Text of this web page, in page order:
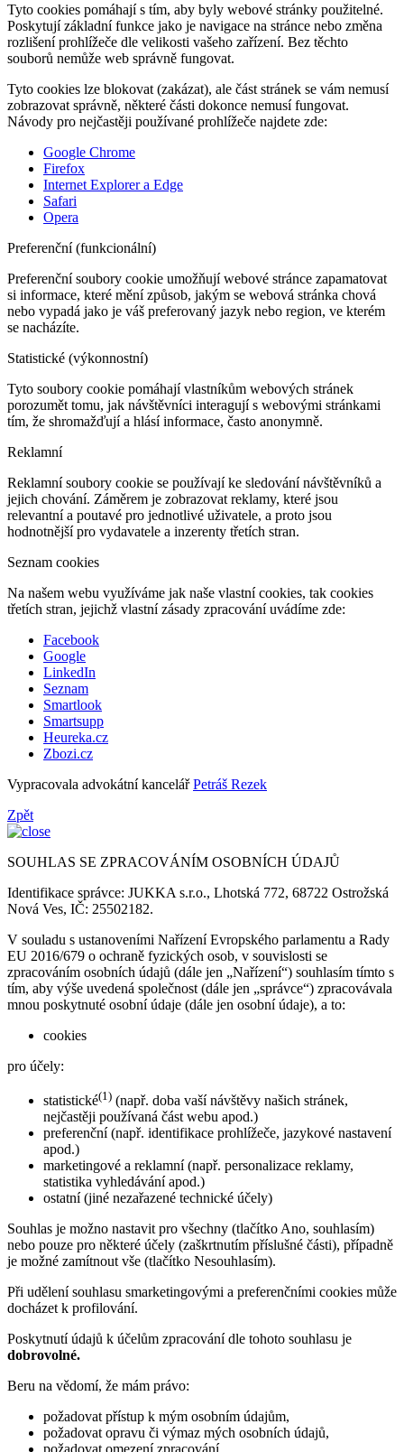
Tyto cookies pomáhají s tím, aby byly webové stránky použitelné.
Poskytují základní funkce jako je navigace na stránce nebo změna
rozlišení prohlížeče dle velikosti vašeho zařízení. Bez těchto
souborů nemůže web správně fungovat.
Tyto cookies lze blokovat (zakázat), ale část stránek se vám nemusí
zobrazovat správně, některé části dokonce nemusí fungovat.
Návody pro nejčastěji používané prohlížeče najdete zde:
Google Chrome
Firefox
Internet Explorer a Edge
Safari
Opera
Preferenční (funkcionální)
Preferenční soubory cookie umožňují webové stránce zapamatovat
si informace, které mění způsob, jakým se webová stránka chová
nebo vypadá jako je váš preferovaný jazyk nebo region, ve kterém
se nacházíte.
Statistické (výkonnostní)
Tyto soubory cookie pomáhají vlastníkům webových stránek
porozumět tomu, jak návštěvníci interagují s webovými stránkami
tím, že shromažďují a hlásí informace, často anonymně.
Reklamní
Reklamní soubory cookie se používají ke sledování návštěvníků a
jejich chování. Záměrem je zobrazovat reklamy, které jsou
relevantní a poutavé pro jednotlivé uživatele, a proto jsou
hodnotnější pro vydavatele a inzerenty třetích stran.
Seznam cookies
Na našem webu využíváme jak naše vlastní cookies, tak cookies
třetích stran, jejichž vlastní zásady zpracování uvádíme zde:
Facebook
Google
LinkedIn
Seznam
Smartlook
Smartsupp
Heureka.cz
Zbozi.cz
Vypracovala advokátní kancelářPetráš Rezek
Zpět
SOUHLAS SE ZPRACOVÁNÍM OSOBNÍCH ÚDAJŮ
Identifikace správce: JUKKA s.r.o., Lhotská 772, 68722 Ostrožská
Nová Ves, IČ: 25502182.
V souladu s ustanoveními Nařízení Evropského parlamentu a Rady
EU 2016/679 o ochraně fyzických osob, v souvislosti se
zpracováním osobních údajů (dále jen „Nařízení“) souhlasím tímto s
tím, aby výše uvedená společnost (dále jen „správce“) zpracovávala
mnou poskytnuté osobní údaje (dále jen osobní údaje), a to:
cookies
pro účely:
statistické(1) (např. doba vaší návštěvy našich stránek,
nejčastěji používaná část webu apod.)
preferenční (např. identifikace prohlížeče, jazykové nastavení
apod.)
marketingové a reklamní (např. personalizace reklamy,
statistika vyhledávání apod.)
ostatní (jiné nezařazené technické účely)
Souhlas je možno nastavit pro všechny (tlačítko Ano, souhlasím)
nebo pouze pro některé účely (zaškrtnutím příslušné části), případně
je možné zamítnout vše (tlačítko Nesouhlasím).
Při udělení souhlasu smarketingovými a preferenčními cookies může
docházet k profilování.
Poskytnutí údajů k účelům zpracování dle tohoto souhlasu je
dobrovolné.
Beru na vědomí, že mám právo:
požadovat přístup k mým osobním údajům,
požadovat opravu či výmaz mých osobních údajů,